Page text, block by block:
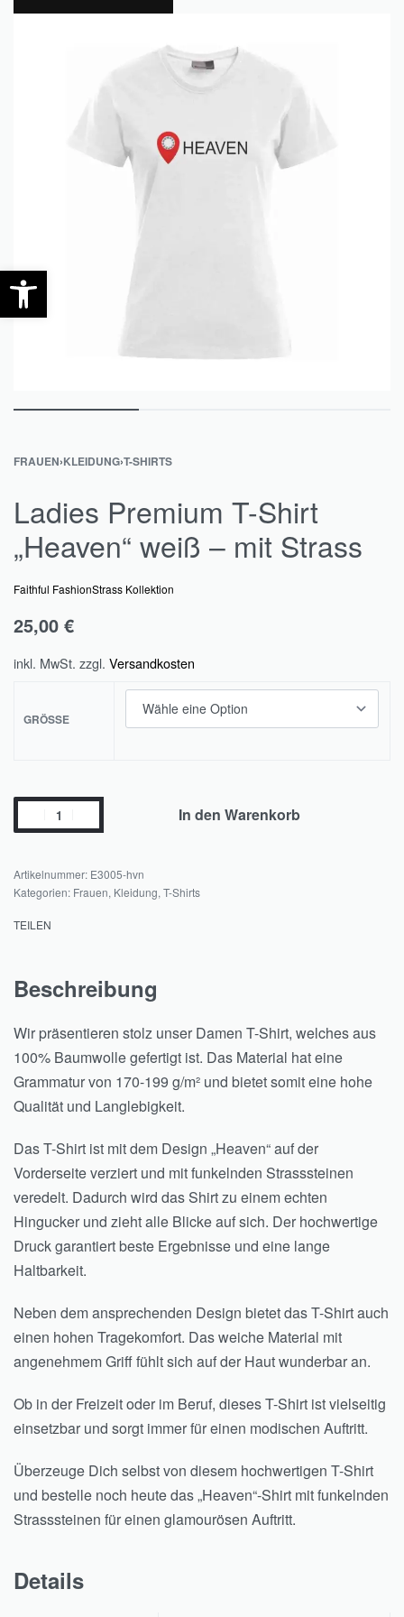
FRAUEN›KLEIDUNG›T-SHIRTS
Ladies Premium T-Shirt
„Heaven“ weiß – mit Strass
Faithful FashionStrass Kollektion
25,00 €
inkl. MwSt. zzgl. Versandkosten
GRÖSSE
In den Warenkorb
E3005-hvn
Kategorien: Frauen, Kleidung, T-Shirts
TEILEN
Beschreibung
Wir präsentieren stolz unser Damen T-Shirt, welches aus
100% Baumwolle gefertigt ist. Das Material hat eine
Grammatur von 170-199 g/m² und bietet somit eine hohe
Qualität und Langlebigkeit.
Das T-Shirt ist mit dem Design „Heaven“ auf der
Vorderseite verziert und mit funkelnden Strasssteinen
veredelt. Dadurch wird das Shirt zu einem echten
Hingucker und zieht alle Blicke auf sich. Der hochwertige
Druck garantiert beste Ergebnisse und eine lange
Haltbarkeit.
Neben dem ansprechenden Design bietet das T-Shirt auch
einen hohen Tragekomfort. Das weiche Material mit
angenehmem Griff fühlt sich auf der Haut wunderbar an.
Ob in der Freizeit oder im Beruf, dieses T-Shirt ist vielseitig
einsetzbar und sorgt immer für einen modischen Auftritt.
Überzeuge Dich selbst von diesem hochwertigen T-Shirt
und bestelle noch heute das „Heaven“-Shirt mit funkelnden
Strasssteinen für einen glamourösen Auftritt.
Details
Werkzeugleiste öffnen